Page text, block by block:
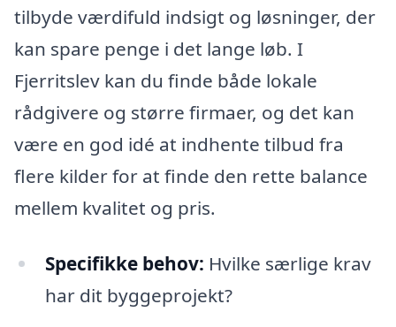
tilbyde værdifuld indsigt og løsninger, der
kan spare penge i det lange løb. I
Fjerritslev kan du finde både lokale
rådgivere og større firmaer, og det kan
være en god idé at indhente tilbud fra
flere kilder for at finde den rette balance
mellem kvalitet og pris.
Specifikke behov: Hvilke særlige krav
har dit byggeprojekt?